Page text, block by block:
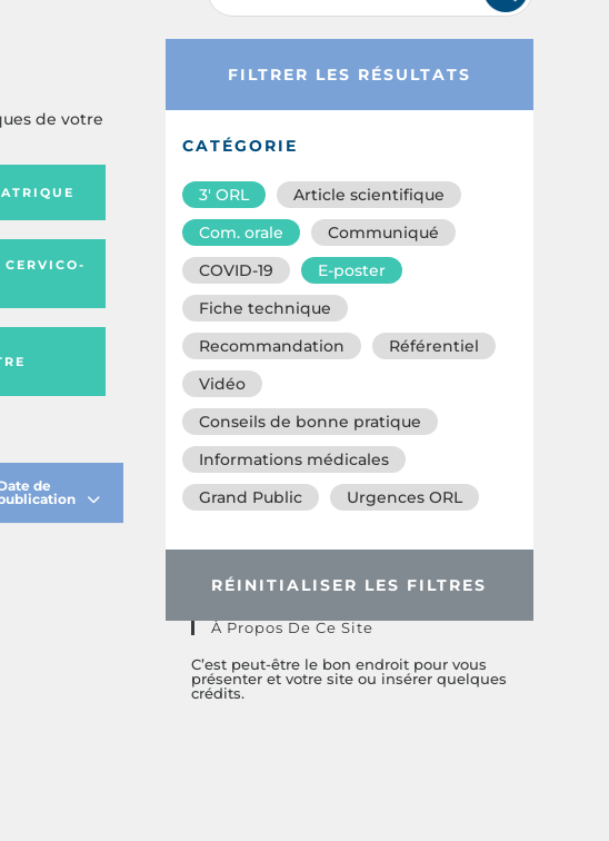
de votre
de
FILTRER LES RÉSULTATS
CATÉGORIE
3′ ORL
Article scientifique
Com. orale
Communiqué
COVID-19
E-poster
Fiche technique
Recommandation
Référentiel
Vidéo
Conseils de bonne pratique
Informations médicales
Grand Public
Urgences ORL
RÉINITIALISER LES FILTRES
À Propos De Ce Site
C’est peut-être le bon endroit pour vous
présenter et votre site ou insérer quelques
crédits.